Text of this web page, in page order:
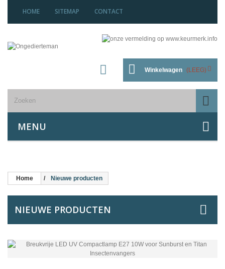
HOME SITEMAP CONTACT
Winkelwagen (LEEG)
MENU
Home Nieuwe producten
NIEUWE PRODUCTEN